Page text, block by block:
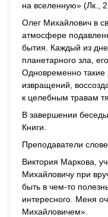
на вселенную» (Лк.,
Олег Михайлович в
атмосфере
бытия. Каждый из
планетарного зла,
Одновременно такие
извращений,
к целебным травам
В завершении
Книги.
Преподаватели
Виктория Маркова,
Михайловичу при
быть в чем-то
интересного. Меня
Михайловичем».